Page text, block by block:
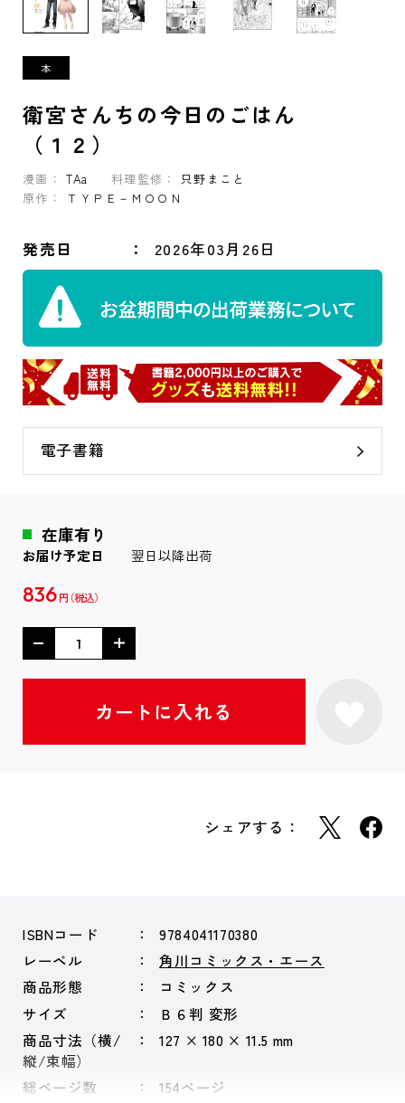
衛宮さんちの今日のごはん
（１２）
漫画： TAa 料理監修：
只野まこと
原作：
ＴＹＰＥ－ＭＯＯＮ
発売日 2026年03月26日
電子書籍
在庫有り
お届け予定日 翌日以降出荷
836 円
シェアする：
ISBNコード
9784041170380
レーベル
角川コミックス・エース
商品形態
コミックス
サイズ
Ｂ６判 変形
商品寸法（横/
縦/束幅）
127 × 180 × 11.5 mm
総ページ数 154ページ